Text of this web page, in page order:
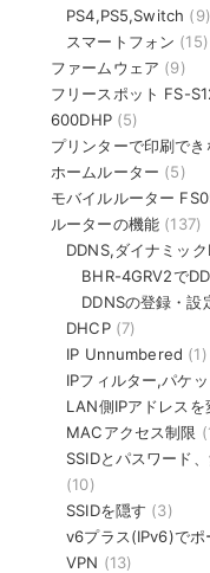
PS4,PS5,Switch (9)
スマートフォン (15)
ファームウェア (9)
フリースポット FS-
600DHP(5)
プリンターで印刷でき
ホームルーター (5)
モバイルルーター
ルーターの機能 (137)
DDNS,ダイナミッ
BHR-4GRV2で
DDNSの登録・設
DHCP(7)
IP Unnumbered (1)
IPフィルター,パケ
LAN側IPアドレスを
MACアクセス制限
SSIDとパスワード
(10)
SSIDを隠す (3)
v6プラス(IPv6)でポ
VPN (13)